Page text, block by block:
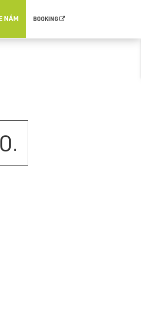
NÁM BOOKING